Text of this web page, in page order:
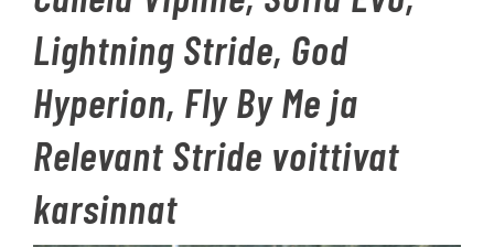
Lightning Stride, God
Hyperion, Fly By Me ja
Relevant Stride voittivat
karsinnat